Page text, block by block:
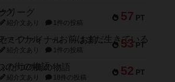
57 PT
リーグ
紹介文あり 1件の投稿
53 PT
セミファイナル ～お前はまだ生きている～
紹介文あり 1件の投稿
52 PT
たつの街の物語
紹介文あり 18件の投稿